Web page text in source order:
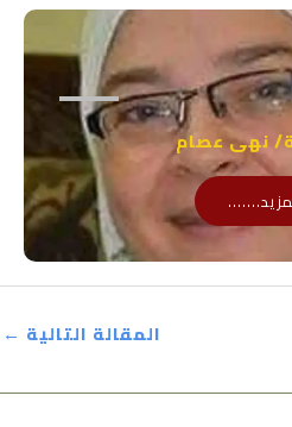
نهى عصام
المقالة التالية ←